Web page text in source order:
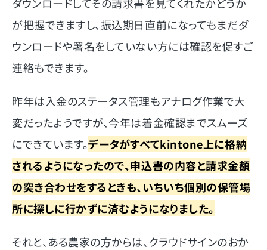
ダウンロードしてその請求書を見てくれたかどうか
が把握できますし、振込期日直前になってもまだダ
ウンロードや署名をしていない方には確認を促すご
連絡もできます。
昨年は入金のステータス管理もアナログ作業で大
変だったようですが、今年は着金確認までスムーズ
にできています。データがすべてkintone上に格納
されるようになったので、申込書の内容と請求金額
の突き合わせをするときも、いちいち個別の保管場
所に探しに行かずに済むようになりました。
それと、ある農家の方からは、クラウドサインのおか